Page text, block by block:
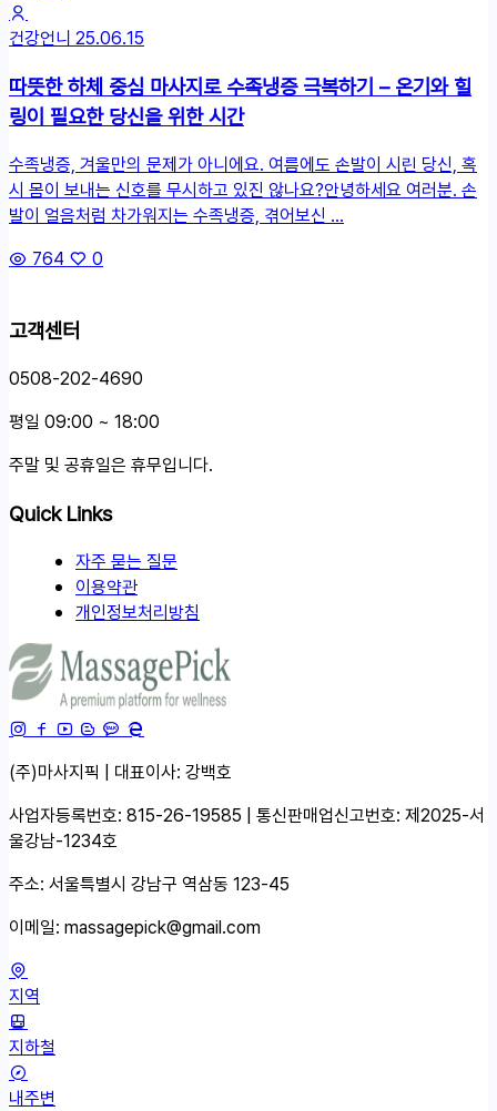
건강언니 25.06.15
따뜻한 하체 중심 마사지로 수족냉증 극복하기 – 온기와 힐
링이 필요한 당신을 위한 시간
수족냉증, 겨울만의 문제가 아니에요. 여름에도 손발이 시린 당신, 혹
시 몸이 보내는 신호를 무시하고 있진 않나요?안녕하세요 여러분. 손
발이 얼음처럼 차가워지는 수족냉증, 겪어보신 ...
764
0
고객센터
0508-202-4690
평일 09:00 ~ 18:00
주말 및 공휴일은 휴무입니다.
Quick Links
자주 묻는 질문
이용약관
개인정보처리방침
(주)마사지픽 | 대표이사: 강백호
사업자등록번호: 815-26-19585 | 통신판매업신고번호: 제2025-서
울강남-1234호
주소: 서울특별시 강남구 역삼동 123-45
이메일: massagepick@gmail.com
지역
지하철
내주변